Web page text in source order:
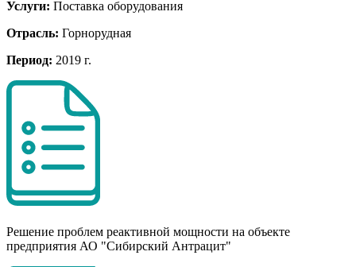
Услуги: Поставка оборудования
Отрасль: Горнорудная
Период: 2019 г.
Решение проблем реактивной мощности на объекте
предприятия АО "Сибирский Антрацит"